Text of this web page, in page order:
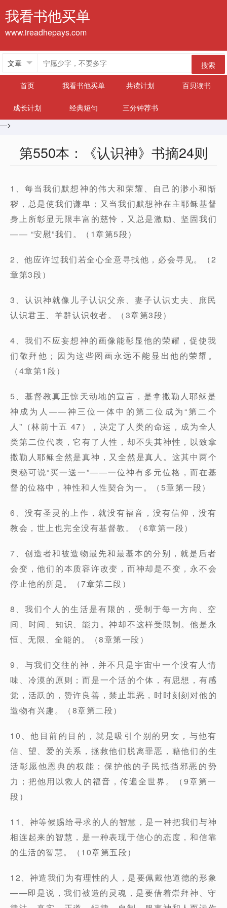
我看书他买单
www.ireadhepays.com
搜索
首页
我看书他买单 共读计划 百贝读书
成长计划 经典短句
三分钟荐书
—>
第550本：《认识神》书摘24则
1、每当我们默想神的伟大和荣耀、自己的渺小和惭
秽，总是使我们谦卑；又当我们默想神在主耶稣基督
身上所彰显无限丰富的慈怜，又总是激励、坚固我们
—— “安慰”我们。（1章第5段）
2、他应许过我们若全心全意寻找他，必会寻见。（2
章第3段）
3、认识神就像儿子认识父亲、妻子认识丈夫、庶民
认识君王、羊群认识牧者。（3章第3段）
4、我们不应妄想神的画像能彰显他的荣耀，促使我
们敬拜他；因为这些图画永远不能显出他的荣耀。
（4章第1段）
5、基督教真正惊天动地的宣言，是拿撒勒人耶稣是
神成为人——神三位一体中的第二位成为“第二个
人”（林前十五 47），决定了人类的命运，成为全人
类第二位代表，它有了人性，却不失其神性，以致拿
撒勒人耶稣全然是真神，又全然是真人。这其中两个
奥秘可说“买一送一”——一位神有多元位格，而在基
督的位格中，神性和人性契合为一。（5章第一段）
6、没有圣灵的上作，就没有福音，没有信仰，没有
教会，世上也完全没有基督教。（6章第一段）
7、创造者和被造物最先和最基本的分别，就是后者
会变，他们的本质容许改变，而神却是不变，永不会
停止他的所是。（7章第二段）
8、我们个人的生活是有限的，受制于每一方向、空
间、时间、知识、能力。神却不这样受限制。他是永
恒、无限、全能的。（8章第一段）
9、与我们交往的神，并不只是宇宙中一个没有人情
味、冷漠的原则；而是一个活的个体，有思想，有感
觉，活跃的，赞许良善，禁止罪恶，时时刻刻对他的
造物有兴趣。（8章第二段）
10、他目前的目的，就是吸引个别的男女，与他有
信、望、爱的关系，拯救他们脱离罪恶，藉他们的生
活彰愿他恩典的权能；保护他的子民抵挡邪恶的势
力；把他用以救人的福音，传遍全世界。（9章第一
段）
11、神等候赐给寻求的人的智慧，是一种把我们与神
相连起来的智慧，是一种表现于信心的态度，和信靠
的生活的智慧。（10章第五段）
12、神造我们为有理性的人，是要佩戴他道德的形象
——即是说，我们被造的灵魂，是要借着崇拜神、守